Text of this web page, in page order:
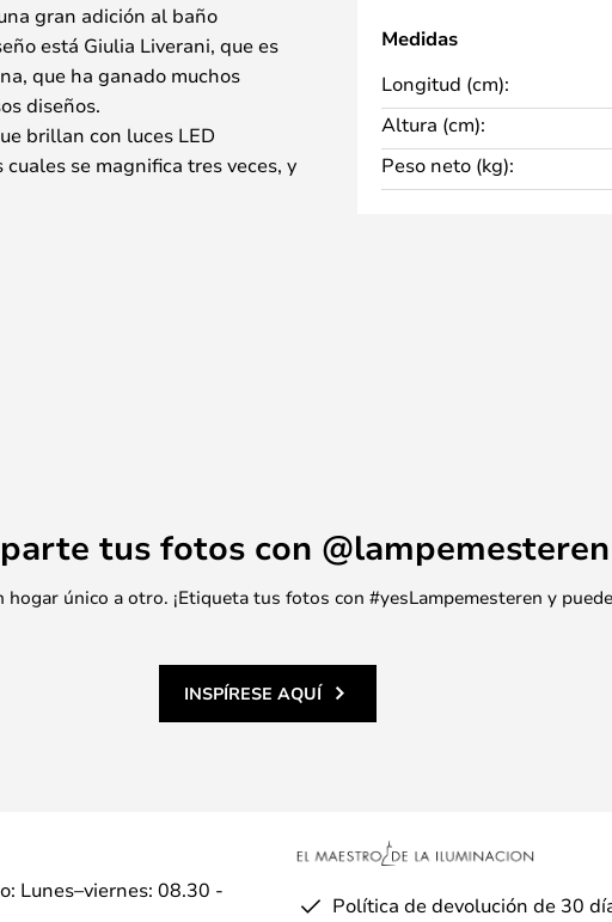
gran adición al baño
está Giulia Liverani, que es
que ha ganado muchos
diseños.
brillan con luces LED
se magnifica tres veces, y
colocar tus productos de
por lo tanto obtienes un
atractivo de la
Medidas
Longitud (cm):
Altura (cm):
Peso neto (kg):
tus fotos con @lampemesteren
único a otro. ¡Etiqueta tus fotos con #yesLampemesteren y
INSPÍRESE AQUÍ
Lunes–viernes: 08.30 -
Política de devolución de 30